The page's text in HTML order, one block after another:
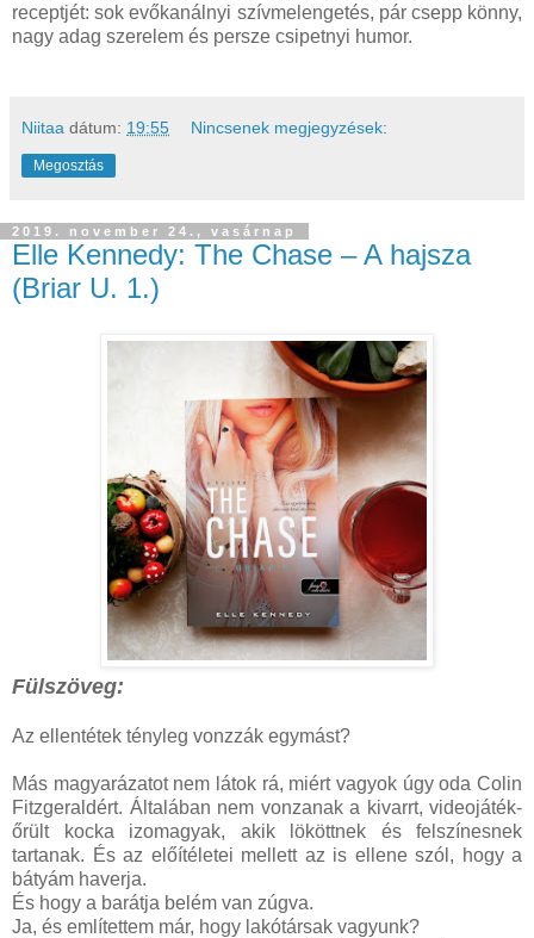
receptjét: sok evőkanálnyi szívmelengetés, pár csepp könny,
nagy adag szerelem és persze csipetnyi humor.
Niitaa dátum: 19:55 Nincsenek megjegyzések:
Megosztás
2019. november 24., vasárnap
Elle Kennedy: The Chase – A hajsza
(Briar U. 1.)
Fülszöveg:
Az ellentétek tényleg vonzzák egymást?
Más magyarázatot nem látok rá, miért vagyok úgy oda Colin
Fitzgeraldért. Általában nem vonzanak a kivarrt, videojáték-
őrült kocka izomagyak, akik lököttnek és felszínesnek
tartanak. És az előítéletei mellett az is ellene szól, hogy a
bátyám haverja.
És hogy a barátja belém van zúgva.
Ja, és említettem már, hogy lakótársak vagyunk?